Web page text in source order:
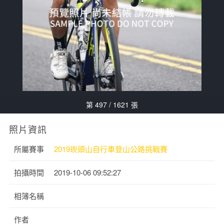
第 497 / 1621 張
照片資訊
所屬賽事 2019崁頭山自行車登山公路挑戰賽
拍攝時間 2019-10-06 09:52:27
相簿名稱
作者